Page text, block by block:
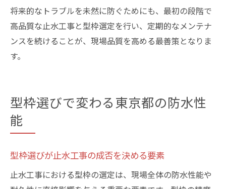
将来的なトラブルを未然に防ぐためにも、最初の段階で
高品質な止水工事と型枠選定を行い、定期的なメンテナ
ンスを続けることが、現場品質を高める最善策となりま
す。
型枠選びで変わる東京都の防水性
能
型枠選びが止水工事の成否を決める要素
止水工事における型枠の選定は、現場全体の防水性能や